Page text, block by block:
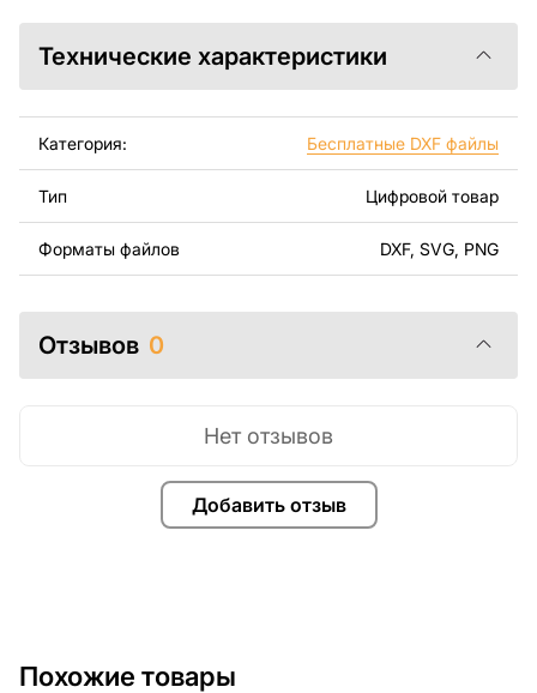
программ AutoCAD, Inkscape, SheetCam, Adobe
Illustrator, SolidWorks или другого программного
обеспечения для векторных файлов.
для резки, вы сможете изготовить прекрасное
современного дизайна и легкости сборки, чтобы вы
проектом.
Вы можете использовать файлы для создания
готовых изделий как для личного, так и для
этих оригинальных или отредактированных файлов
За дополнительную плату мы можем добавить любой
с нами.
Технические характеристики
Категория: Бесплатные DXF файлы
Тип Цифровой товар
Форматы файлов DXF, SVG, PNG
Отзывов 0
Добавить отзыв
Нет отзывов
Похожие товары